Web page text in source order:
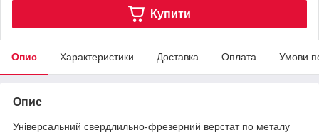
Купити
Опис Характеристики Доставка Оплата Умови
Опис
Універсальний свердлильно-фрезерний верстат по металу